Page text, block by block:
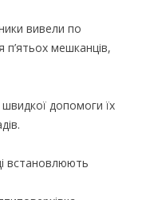
вивели по
п’ятьох мешканців,
допомоги їх
встановлюють